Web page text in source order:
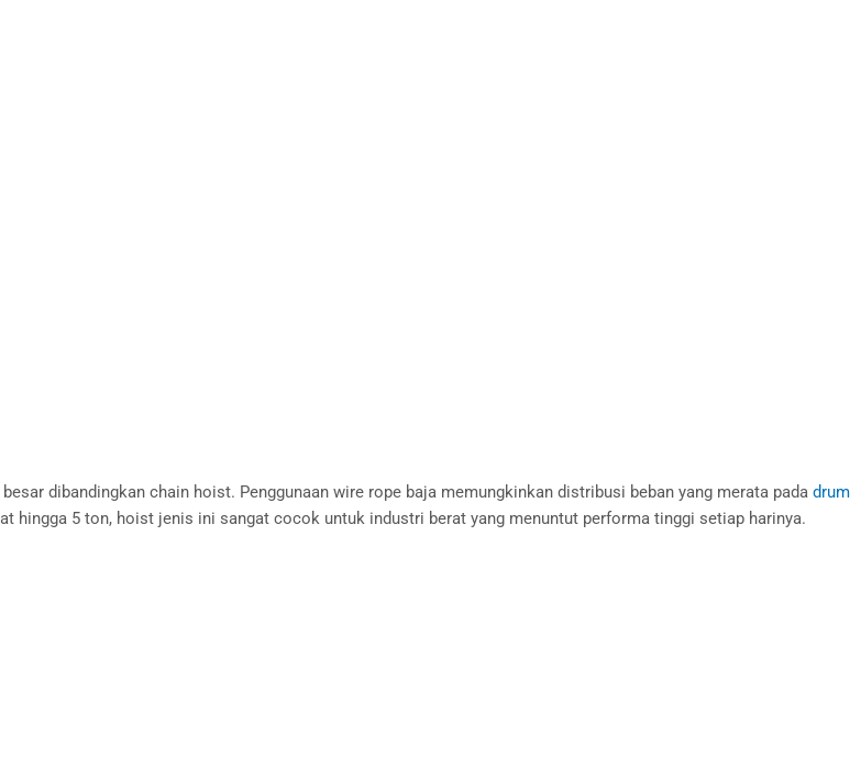
dibandingkan chain hoist. Penggunaan wire rope baja memungkinkan distribusi beban yang merata pada drum
hingga 5 ton, hoist jenis ini sangat cocok untuk industri berat yang menuntut performa tinggi setiap harinya.